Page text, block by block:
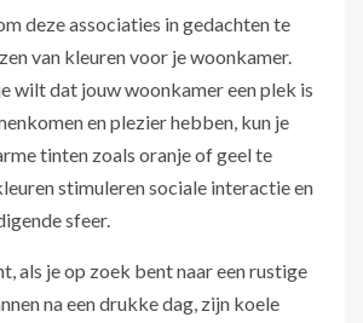
deze associaties in gedachten te
van kleuren voor je woonkamer.
wilt dat jouw woonkamer een plek is
en plezier hebben, kun je
tinten zoals oranje of geel te
stimuleren sociale interactie en
sfeer.
als je op zoek bent naar een rustige
na een drukke dag, zijn koele